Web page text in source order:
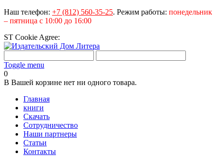
Наш телефон: +7 (812) 560-35-25. Режим работы: понедельник
– пятница с 10:00 до 16:00
ST Cookie Agree:
Toggle menu
0
В Вашей корзине нет ни одного товара.
Главная
книги
Скачать
Сотрудничество
Наши партнеры
Статьи
Контакты